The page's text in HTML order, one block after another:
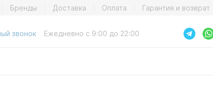
Бренды Доставка Оплата Гарантия и возврат
звонок Ежедневно с 9:00 до 22:00